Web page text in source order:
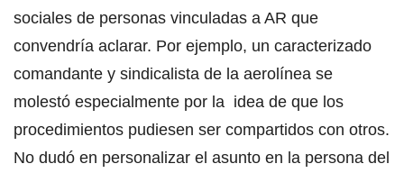
sociales de personas vinculadas a AR que
convendría aclarar. Por ejemplo, un caracterizado
comandante y sindicalista de la aerolínea se
molestó especialmente por la idea de que los
procedimientos pudiesen ser compartidos con otros.
No dudó en personalizar el asunto en la persona del